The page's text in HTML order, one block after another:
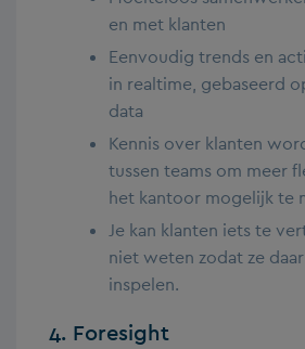
en met klanten
Eenvoudig trends en
in realtime, gebaseerd
data
Kennis over klanten
tussen teams om meer
het kantoor mogelijk te
Je kan klanten iets te
niet weten zodat ze
inspelen.
4. Foresight